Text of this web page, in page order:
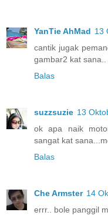
YanTie AhMad 13
cantik jugak
gambar2 kat sana..
Balas
suzzsuzie 13
ok apa naik
sangat kat
Balas
Che Armster 14
errr.. bole panggil